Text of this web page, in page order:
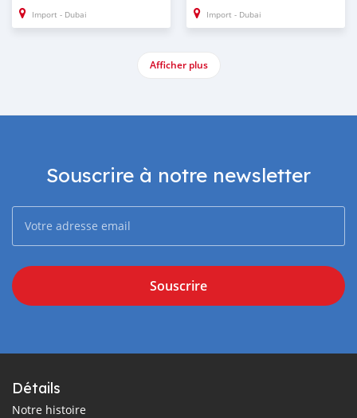
Import - Dubai Import - Dubai
Afficher plus
Souscrire à notre newsletter
Souscrire
Détails
Notre histoire